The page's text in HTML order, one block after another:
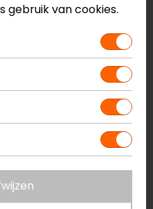
Maat
Kleur
gebruik van cookies.